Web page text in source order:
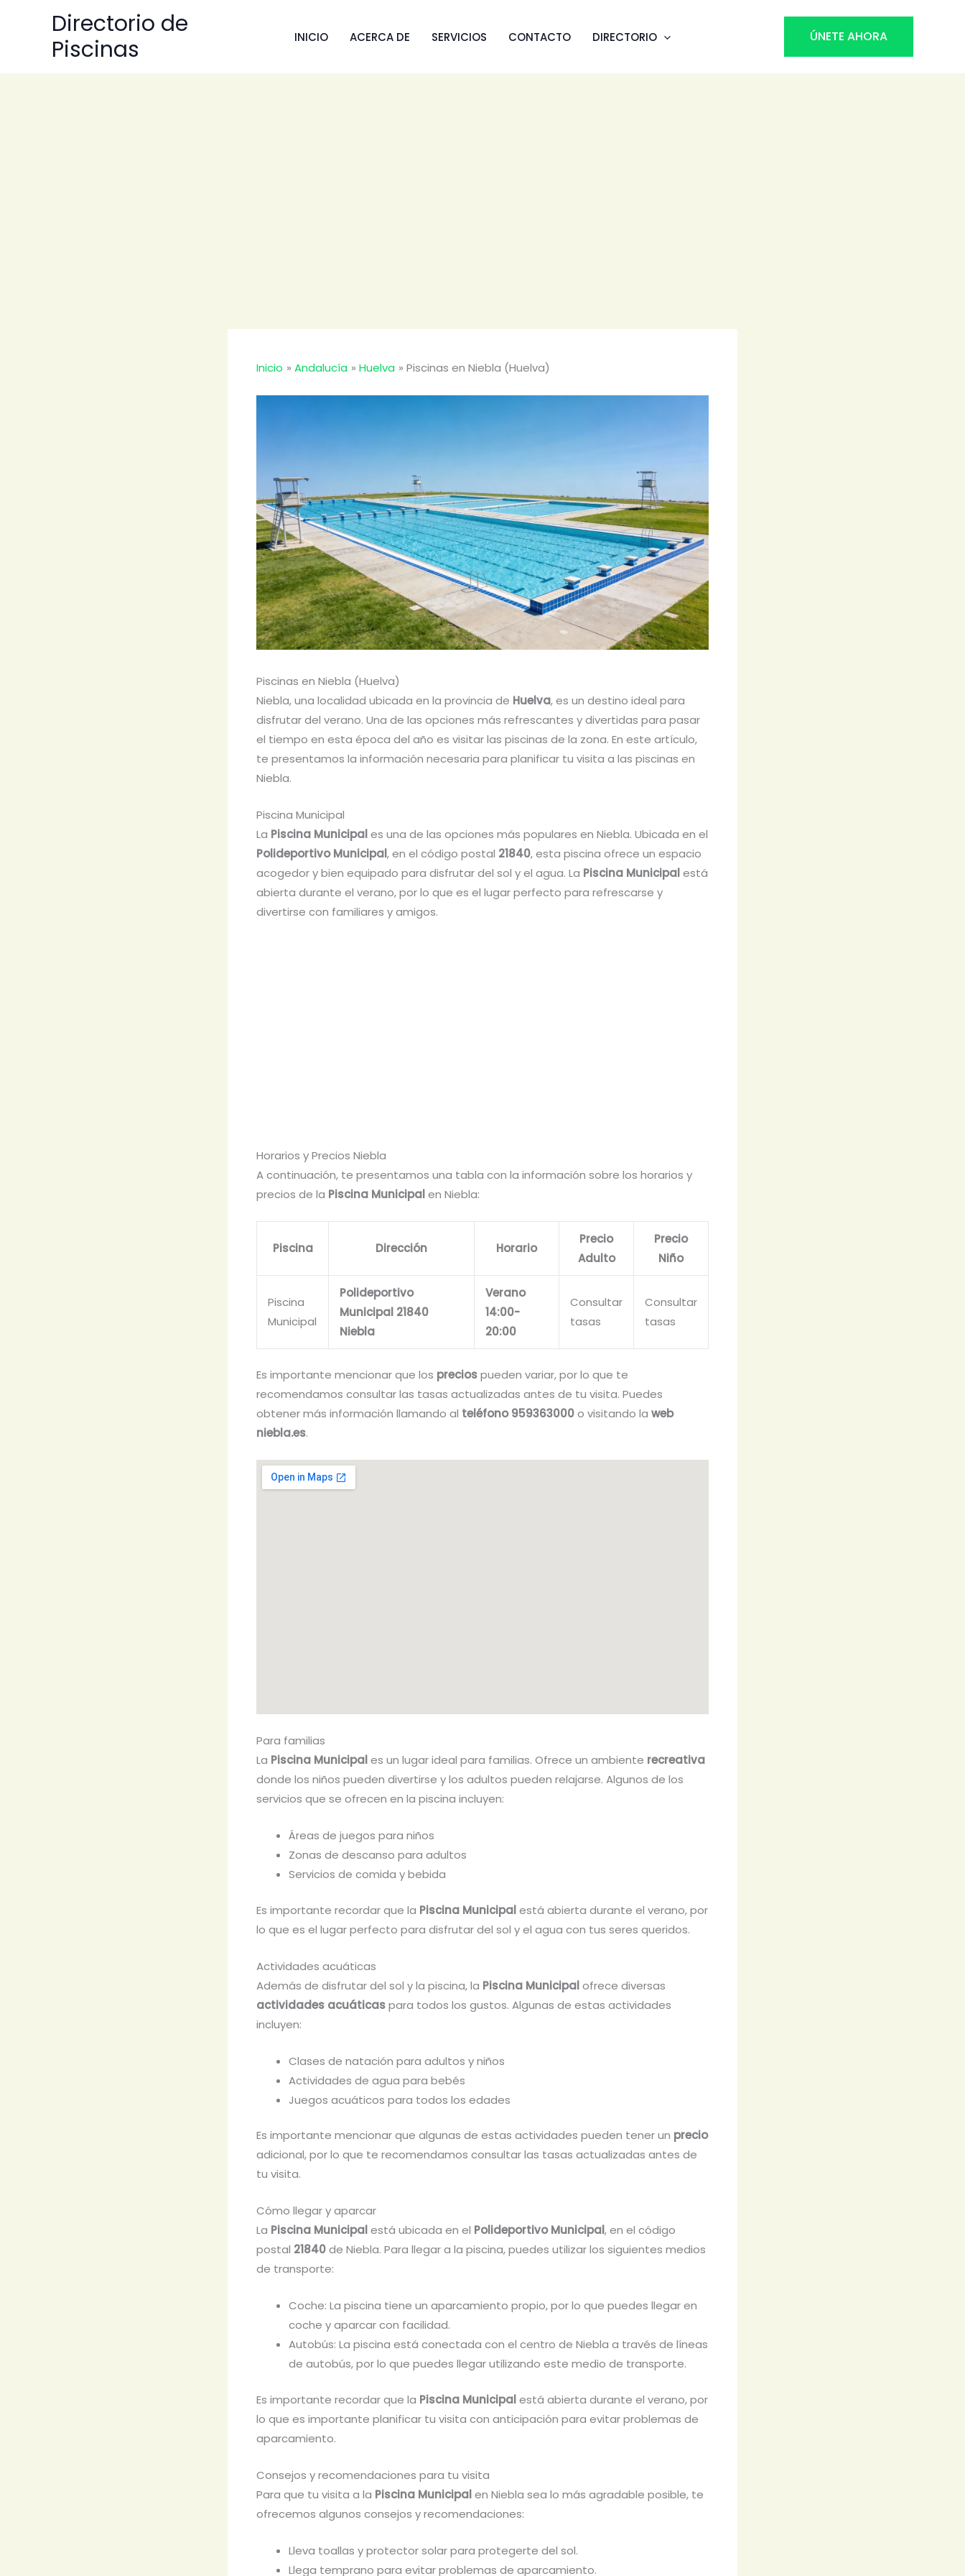
Directorio de
Piscinas
INICIO ACERCA DE SERVICIOS CONTACTO DIRECTORIO ÚNETE AHORA
Inicio Andalucía Huelva Piscinas en Niebla (Huelva)
Piscinas en Niebla (Huelva)
Niebla, una localidad ubicada en la provincia de Huelva, es un destino ideal para
disfrutar del verano. Una de las opciones más refrescantes y divertidas para pasar
el tiempo en esta época del año es visitar las piscinas de la zona. En este artículo,
te presentamos la información necesaria para planificar tu visita a las piscinas en
Niebla.
Piscina Municipal
La Piscina Municipal es una de las opciones más populares en Niebla. Ubicada en el
Polideportivo Municipal, en el código postal 21840, esta piscina ofrece un espacio
acogedor y bien equipado para disfrutar del sol y el agua. La Piscina Municipal está
abierta durante el verano, por lo que es el lugar perfecto para refrescarse y
divertirse con familiares y amigos.
Horarios y Precios Niebla
A continuación, te presentamos una tabla con la información sobre los horarios y
precios de la Piscina Municipal en Niebla:
Piscina Dirección Horario
Precio
Adulto
Precio
Niño
Piscina
Municipal
Polideportivo
Municipal 21840
Niebla
Verano
14:00-
20:00
Consultar
tasas
Consultar
tasas
Es importante mencionar que los preciospueden variar, por lo que te
recomendamos consultar las tasas actualizadas antes de tu visita. Puedes
obtener más información llamando al teléfono 959363000o visitando la web
niebla.es.
Para familias
La Piscina Municipales un lugar ideal para familias. Ofrece un ambiente recreativa
donde los niños pueden divertirse y los adultos pueden relajarse. Algunos de los
servicios que se ofrecen en la piscina incluyen:
Áreas de juegos para niños
Zonas de descanso para adultos
Servicios de comida y bebida
Es importante recordar que la Piscina Municipalestá abierta durante el verano, por
lo que es el lugar perfecto para disfrutar del sol y el agua con tus seres queridos.
Actividades acuáticas
Además de disfrutar del sol y la piscina, la Piscina Municipalofrece diversas
actividades acuáticaspara todos los gustos. Algunas de estas actividades
incluyen:
Clases de natación para adultos y niños
Actividades de agua para bebés
Juegos acuáticos para todos los edades
Es importante mencionar que algunas de estas actividades pueden tener un precio
adicional, por lo que te recomendamos consultar las tasas actualizadas antes de
tu visita.
Cómo llegar y aparcar
La Piscina Municipalestá ubicada en el Polideportivo Municipal, en el código
postal 21840de Niebla. Para llegar a la piscina, puedes utilizar los siguientes medios
de transporte:
Coche: La piscina tiene un aparcamiento propio, por lo que puedes llegar en
coche y aparcar con facilidad.
Autobús: La piscina está conectada con el centro de Niebla a través de líneas
de autobús, por lo que puedes llegar utilizando este medio de transporte.
Es importante recordar que la Piscina Municipalestá abierta durante el verano, por
lo que es importante planificar tu visita con anticipación para evitar problemas de
aparcamiento.
Consejos y recomendaciones para tu visita
Para que tu visita a la Piscina Municipalen Niebla sea lo más agradable posible, te
ofrecemos algunos consejos y recomendaciones:
Lleva toallas y protector solar para protegerte del sol.
Llega temprano para evitar problemas de aparcamiento.